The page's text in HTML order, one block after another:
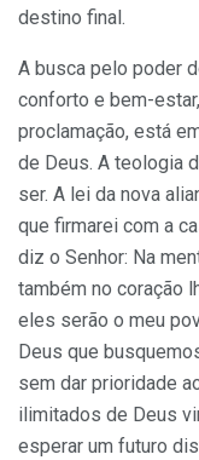
destino final.
A busca pelo poder
conforto e bem-
proclamação, está
de Deus. A teologia
ser. A lei da nova
que firmarei com a
diz o Senhor: Na
também no coração
eles serão o meu
Deus que
sem dar prioridade
ilimitados de Deus
esperar um futuro